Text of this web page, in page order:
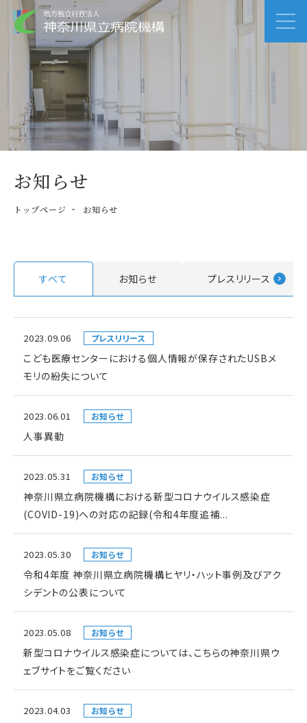
お知らせ
トップページ お知らせ
すべて お知らせ プレスリリース
2023.09.06 プレスリリース
こども医療センターにおける個人情報が保存されたUSBメ
モリの紛失について
2023.06.01 お知らせ
人事異動
2023.05.31 お知らせ
神奈川県立病院機構における新型コロナウイルス感染症
(COVID-19)への対応の記録(令和4年度追補...
2023.05.30 お知らせ
令和4年度 神奈川県立病院機構ヒヤリ・ハット事例及びアク
シデントの公表について
2023.05.08 お知らせ
新型コロナウイルス感染症については、こちらの神奈川県ウ
ェブサイトをご覧ください
2023.04.03 お知らせ